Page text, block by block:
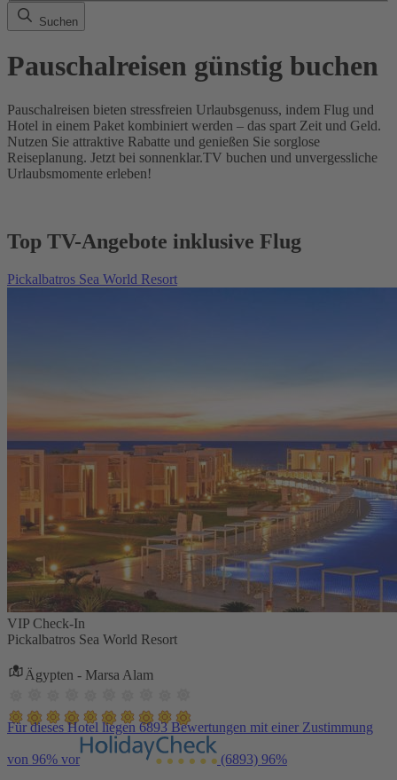
Suchen
Pauschalreisen günstig buchen
Pauschalreisen bieten stressfreien Urlaubsgenuss, indem Flug und
Hotel in einem Paket kombiniert werden – das spart Zeit und Geld.
Nutzen Sie attraktive Rabatte und genießen Sie sorglose
Reiseplanung. Jetzt bei sonnenklar.TV buchen und unvergessliche
Urlaubsmomente erleben!
Top TV-Angebote inklusive Flug
Pickalbatros Sea World Resort
VIP Check-In
Pickalbatros Sea World Resort
Ägypten - Marsa Alam
Für dieses Hotel liegen 6893 Bewertungen mit einer Zustimmung
von 96% vor (6893) 96%